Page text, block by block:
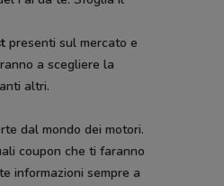
presenti sul mercato e
a scegliere la
altri.
dal mondo dei motori.
coupon che ti faranno
informazioni sempre a